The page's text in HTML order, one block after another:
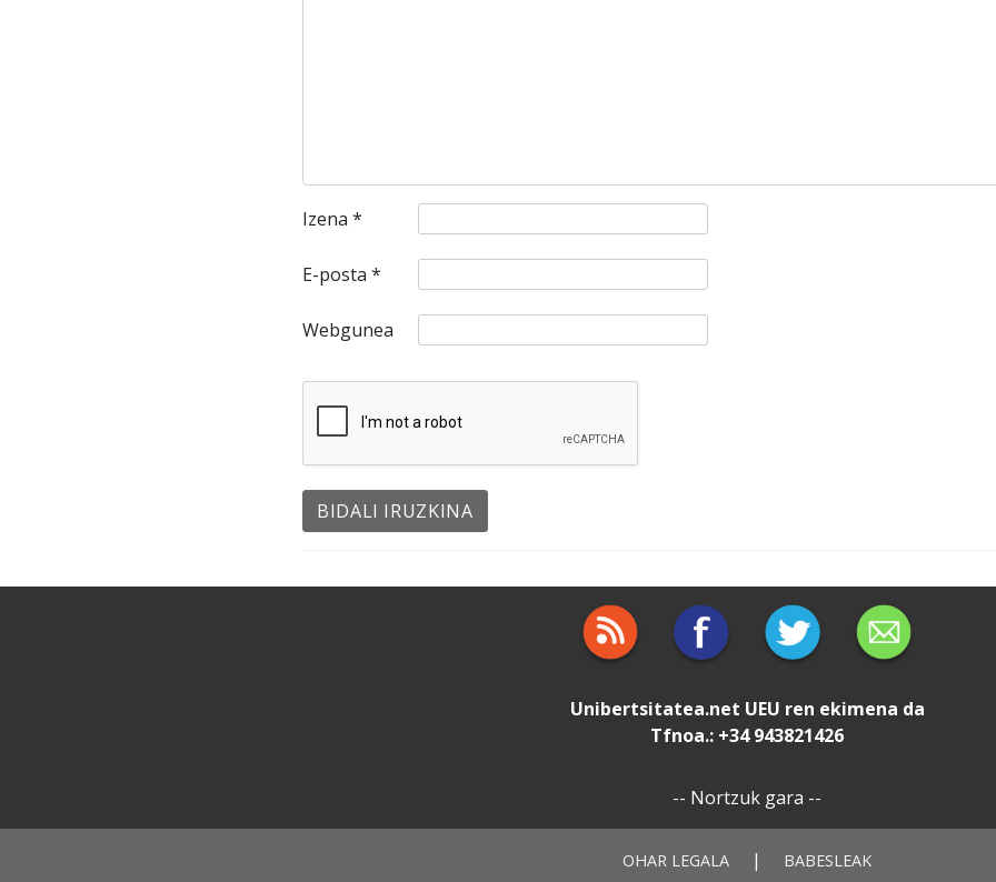
Izena *
E-posta *
Webgunea
Unibertsitatea.net UEU ren ekimena da
Tfnoa.: +34 943821426
-- Nortzuk gara --
OHAR LEGALA | BABESLEAK